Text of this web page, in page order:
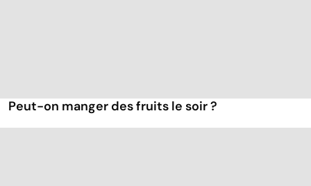
Peut-on manger des fruits le soir ?